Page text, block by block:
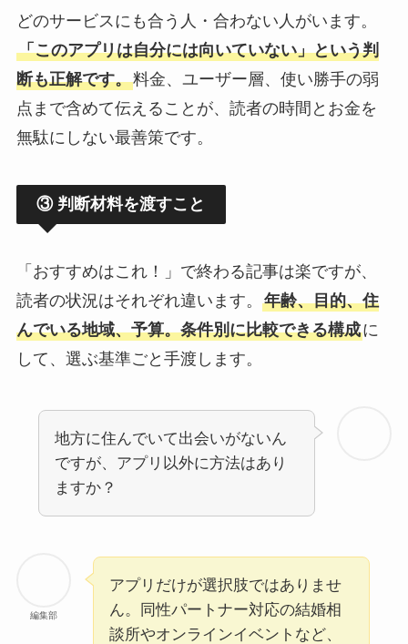
どのサービスにも合う人・合わない人がいます。
「このアプリは自分には向いていない」という判
断も正解です。料金、ユーザー層、使い勝手の弱
点まで含めて伝えることが、読者の時間とお金を
無駄にしない最善策です。
③ 判断材料を渡すこと
「おすすめはこれ！」で終わる記事は楽ですが、
読者の状況はそれぞれ違います。 年齢、目的、住
んでいる地域、予算。条件別に比較できる構成に
して、選ぶ基準ごと手渡します。
地方に住んでいて出会いがないん
ですが、アプリ以外に方法はあり
ますか？
編集部
アプリだけが選択肢ではありませ
ん。同性パートナー対応の結婚相
談所やオンラインイベントなど、